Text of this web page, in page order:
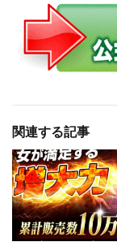
関連する記事